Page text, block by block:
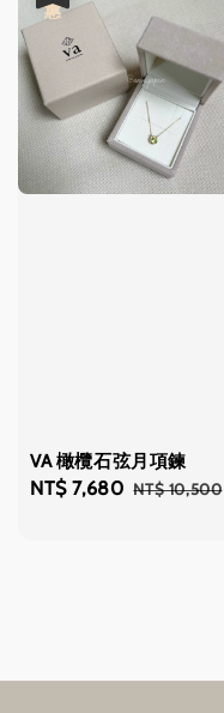
VA 橄欖石弦月項鍊
Sale
NT$ 7,680 Regular
NT$ 10,500